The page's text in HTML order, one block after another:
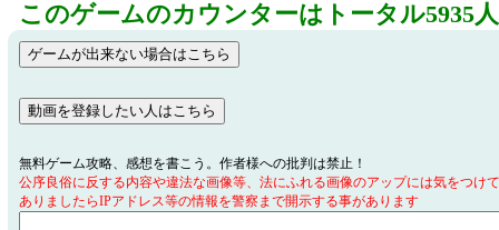
このゲームのカウンターはトータル5935
無料ゲーム攻略、感想を書こう。作者様への批判は禁止！
公序良俗に反する内容や違法な画像等、法にふれる画像のアップには気をつけ
ありましたらIPアドレス等の情報を警察まで開示する事があります